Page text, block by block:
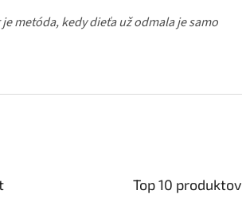
metóda, kedy dieťa už odmala je samo
Top 10 produktov